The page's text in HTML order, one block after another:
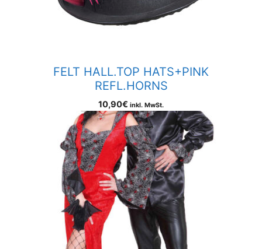
FELT HALL.TOP HATS+PINK
REFL.HORNS
10,90€ inkl. MwSt.